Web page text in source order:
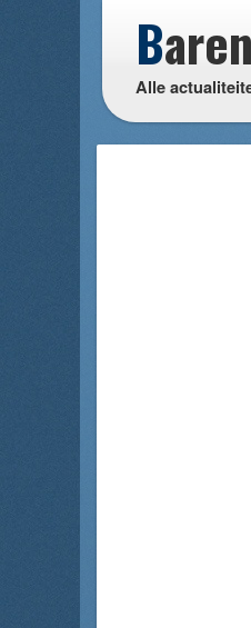
B
Alle